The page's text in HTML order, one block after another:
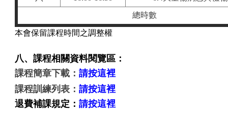
總時數
本會保留課程時間之調整權
八、課程相關資料閱覽區：
課程簡章下載：請按這裡
課程訓練列表：請按這裡
退費補課規定：請按這裡